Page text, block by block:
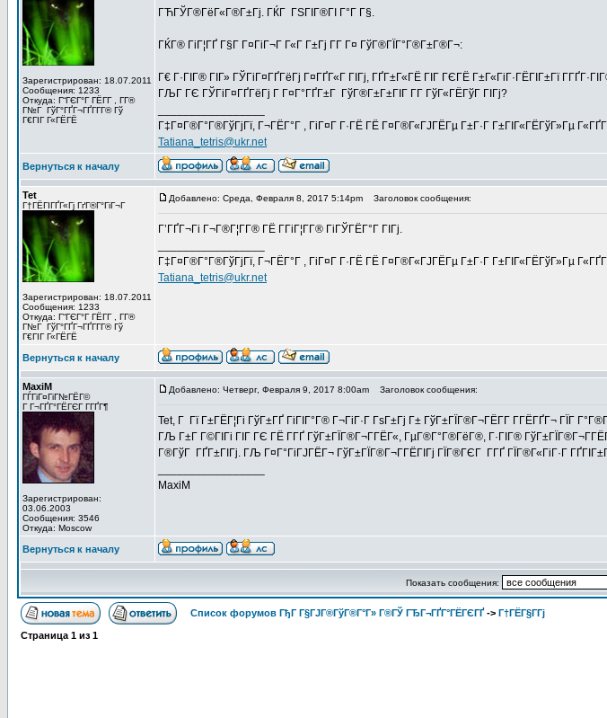
Зарегистрирован: 18.07.2011
Сообщения: 1233
Откуда: Г“ГЄГ°Г ГЁГ­Г , Г­Г®
Г№Г ГўГ°ГҐГ¬ГҐГ­Г­Г® Гў
Г€ГІГ Г«ГЁГЁ
ГЋГЎГ®ГёГ«Г®Г±Гј. ГЌГ ГЅГІГ®ГІ Г°Г Г§.
ГЌГ® ГіГ¦ГҐ Г§Г Г¤ГіГ¬Г Г«Г Г±Гј Г­Г Г¤ ГўГ®ГЇГ°Г®Г±Г®Г¬:
Г€ Г·ГІГ® ГІГ» ГЎГіГ¤ГҐГёГј Г¤ГҐГ«Г ГІГј, ГҐГ±Г«ГЁ ГІГ ГЄГЁ Г±Г«ГіГ·ГЁГІГ±Гї
ГЉГ ГЄ ГЎГіГ¤ГҐГёГј Г Г¤Г°ГҐГ±Г ГўГ®Г±Г±ГІГ Г­Г ГўГ«ГЁГўГ ГІГј?
Г‡Г¤Г®Г°Г®ГўГјГї, Г¬ГЁГ°Г , ГіГ¤Г Г·ГЁ ГЁ Г¤Г®Г«ГЈГЁГµ Г±Г·Г Г±ГІГ«ГЁГўГ»Гµ
Tatiana_tetris@ukr.net
Вернуться к началу
Tet
Г†ГЁГІГҐГ«Гј ГґГ®Г°ГіГ¬Г
Зарегистрирован: 18.07.2011
Сообщения: 1233
Откуда: Г“ГЄГ°Г ГЁГ­Г , Г­Г®
Г№Г ГўГ°ГҐГ¬ГҐГ­Г­Г® Гў
Г€ГІГ Г«ГЁГЁ
Добавлено: Среда, Февраля 8, 2017 5:14pm Заголовок сообщения:
Г’ГҐГ¬Гі Г¬Г®Г¦Г­Г® ГЁ Г­ГіГ¦Г­Г® ГіГЎГЁГ°Г ГІГј.
Г‡Г¤Г®Г°Г®ГўГјГї, Г¬ГЁГ°Г , ГіГ¤Г Г·ГЁ ГЁ Г¤Г®Г«ГЈГЁГµ Г±Г·Г Г±ГІГ«ГЁГўГ»Гµ
Tatiana_tetris@ukr.net
Вернуться к началу
MaxiM
ГЃГіГ¤ГіГ№ГЁГ©
Г Г¬ГҐГ°ГЁГЄГ Г­ГҐГ¶
Зарегистрирован:
03.06.2003
Сообщения: 3546
Откуда: Moscow
Добавлено: Четверг, Февраля 9, 2017 8:00am Заголовок сообщения:
Tet, Г Гї Г±ГЁГ¦Гі ГўГ±ГҐ ГіГІГ°Г® Г¬ГіГ·Г ГѕГ±Гј Г± ГўГ±ГЇГ®Г¬ГЁГ­Г Г­ГЁГҐГ¬ ГЇГ
ГЉ Г±Г Г©ГІГі ГІГ ГЄ ГЁ Г­ГҐ ГўГ±ГЇГ®Г¬Г­ГЁГ«, ГµГ®Г°Г®ГёГ®, Г·ГІГ®
Г®ГўГ ГҐГ±ГІГј. ГЉ Г¤Г°ГіГЈГЁГ¬ ГўГ±ГЇГ®Г¬Г­ГЁГІГј ГЇГ®ГЄГ Г­ГҐ ГЇГ®Г«ГіГ·Г
MaxiM
Вернуться к началу
Показать сообщения:
Список форумов ГђГ Г§ГЈГ®ГўГ®Г°Г» Г®ГЎ ГЂГ¬ГҐГ°ГЁГЄГҐ-> Г†ГЁГ§Г­Гј
Страница 1 из 1